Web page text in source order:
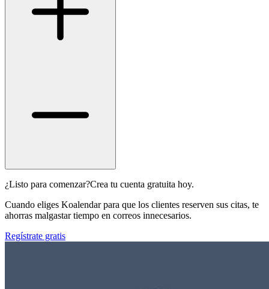
¿Listo para comenzar?Crea tu cuenta gratuita hoy.
Cuando eliges Koalendar para que los clientes reserven sus citas, te
ahorras malgastar tiempo en correos innecesarios.
Regístrate gratis